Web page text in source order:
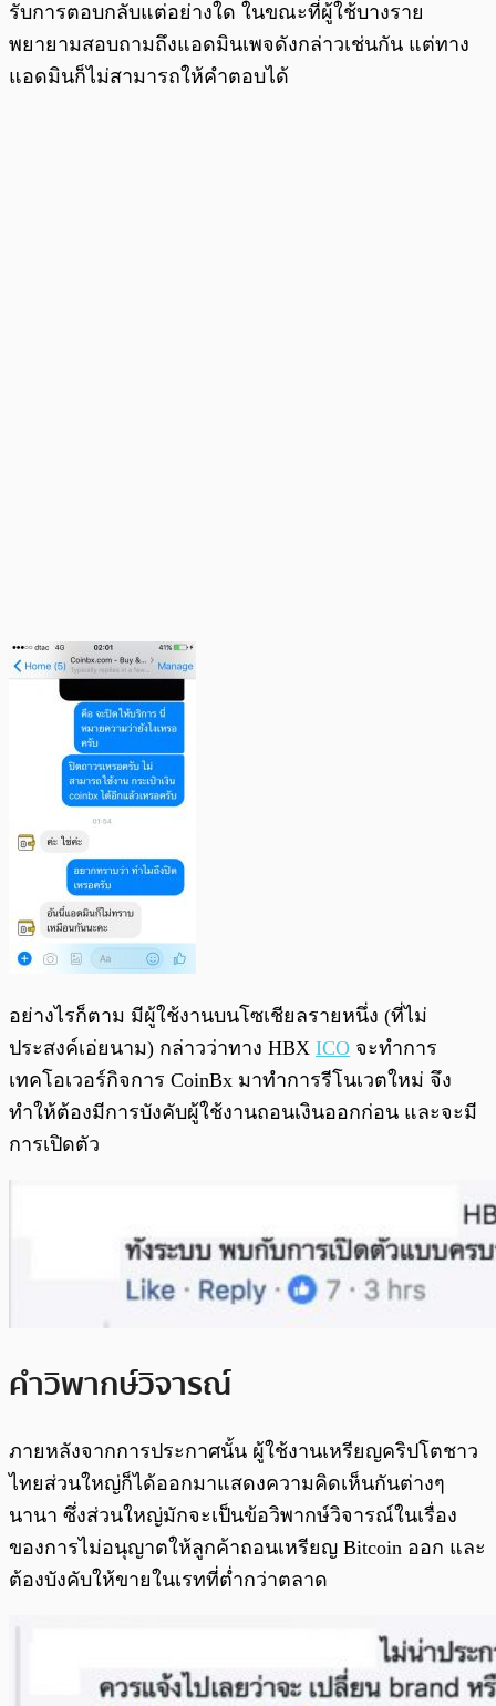
รับการตอบกลับแต่อย่างใด ในขณะที่ผู้ใช้บางราย
พยายามสอบถามถึงแอดมินเพจดังกล่าวเช่นกัน แต่ทาง
แอดมินก็ไม่สามารถให้คำตอบได้
อย่างไรก็ตาม มีผู้ใช้งานบนโซเชียลรายหนึ่ง (ที่ไม่
ประสงค์เอ่ยนาม) กล่าวว่าทาง HBX ICO จะทำการ
เทคโอเวอร์กิจการ CoinBx มาทำการรีโนเวตใหม่ จึง
ทำให้ต้องมีการบังคับผู้ใช้งานถอนเงินออกก่อน และจะมี
การเปิดตัว
คำวิพากษ์วิจารณ์
ภายหลังจากการประกาศนั้น ผู้ใช้งานเหรียญคริปโตชาว
ไทยส่วนใหญ่ก็ได้ออกมาแสดงความคิดเห็นกันต่างๆ
นานา ซึ่งส่วนใหญ่มักจะเป็นข้อวิพากษ์วิจารณ์ในเรื่อง
ของการไม่อนุญาตให้ลูกค้าถอนเหรียญ Bitcoin ออก และ
ต้องบังคับให้ขายในเรทที่ต่ำกว่าตลาด